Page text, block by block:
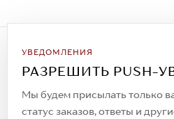
УВЕДОМЛЕНИЯ
РАЗРЕШИТЬ PUSH-
Мы будем присылать только
статус заказов, ответы и
Подписаться на рассылку
Всегда будьте в курсе
спецпредложений!